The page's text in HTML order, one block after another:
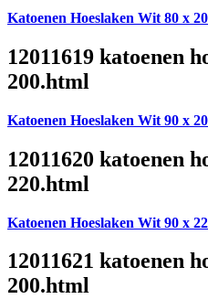
Katoenen Hoeslaken Wit 80 x
12011619 katoenen
200.html
Katoenen Hoeslaken Wit 90 x
12011620 katoenen
220.html
Katoenen Hoeslaken Wit 90 x
12011621 katoenen
200.html